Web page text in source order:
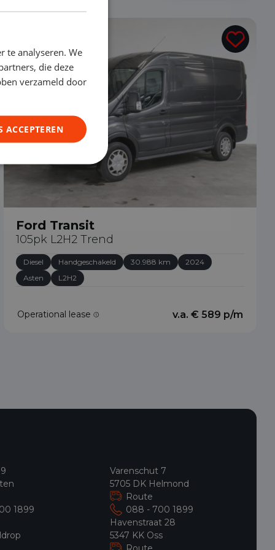
Ford Transit
105pk L2H2 Trend
Diesel Handgeschakeld 30.988 km
2024
Asten
L2H2
Operational lease v.a. € 589 p/m
1899
Varenschut 7
5705 DK Helmond
Route
088 - 700 1899
Havenstraat 28
5347 KK Oss
te analyseren. We
die deze
verzameld door
ACCEPTEREN